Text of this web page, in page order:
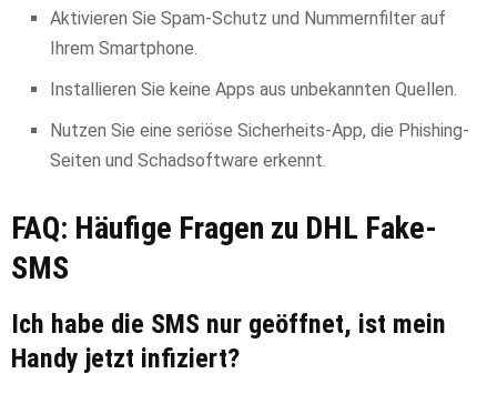
Aktivieren Sie Spam-Schutz und Nummernfilter auf
Ihrem Smartphone.
Installieren Sie keine Apps aus unbekannten Quellen.
Nutzen Sie eine seriöse Sicherheits-App, die Phishing-
Seiten und Schadsoftware erkennt.
FAQ: Häufige Fragen zu DHL Fake-
SMS
Ich habe die SMS nur geöffnet, ist mein
Handy jetzt infiziert?